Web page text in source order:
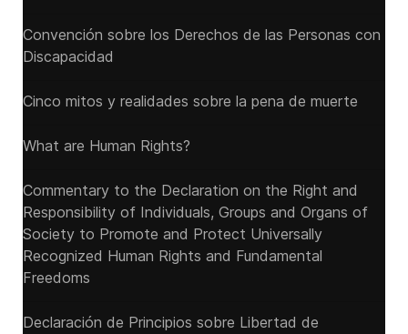
Convención sobre los Derechos de las Personas con
Discapacidad
Cinco mitos y realidades sobre la pena de muerte
What are Human Rights?
Commentary to the Declaration on the Right and
Responsibility of Individuals, Groups and Organs of
Society to Promote and Protect Universally
Recognized Human Rights and Fundamental
Freedoms
Declaración de Principios sobre Libertad de